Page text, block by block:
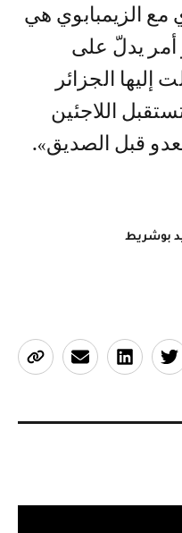
مع الزيمبابوي هي
أمر يدلّ على
إليها الجزائر
اللاجئين
قبل الصديق».
بوشريط